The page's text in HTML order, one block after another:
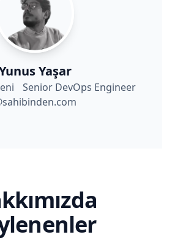
Yaşar
Senior DevOps Engineer